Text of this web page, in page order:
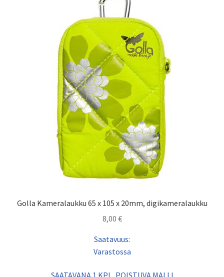
Golla Kameralaukku 65 x 105 x 20mm, digikameralaukku
8,00 €
Saatavuus:
Varastossa